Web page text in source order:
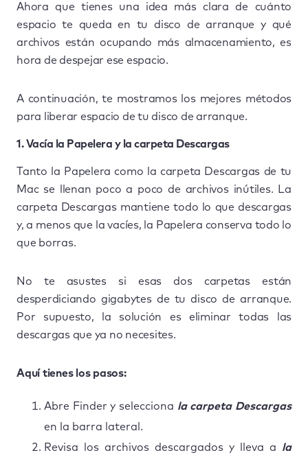
Ahora que tienes una idea más clara de cuánto
espacio te queda en tu disco de arranque y qué
archivos están ocupando más almacenamiento, es
hora de despejar ese espacio.
A continuación, te mostramos los mejores métodos
para liberar espacio de tu disco de arranque.
1. Vacía la Papelera y la carpeta Descargas
Tanto la Papelera como la carpeta Descargas de tu
Mac se llenan poco a poco de archivos inútiles. La
carpeta Descargas mantiene todo lo que descargas
y, a menos que la vacíes, la Papelera conserva todo lo
que borras.
No te asustes si esas dos carpetas están
desperdiciando gigabytes de tu disco de arranque.
Por supuesto, la solución es eliminar todas las
descargas que ya no necesites.
Aquí tienes los pasos:
Abre Finder y selecciona la carpeta Descargas
en la barra lateral.
Revisa los archivos descargados y lleva a la